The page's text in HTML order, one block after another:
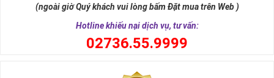
(ngoài giờ Quý khách vui lòng bấm Đặt mua trên Web )
Hotline khiếu nại dịch vụ, tư vấn:
02736.55.9999